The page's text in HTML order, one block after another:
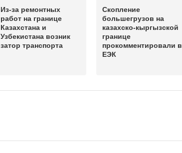
Из-за ремонтных
работ на границе
Казахстана и
Узбекистана возник
затор транспорта
Скопление
большегрузов на
казахско-кыргызской
границе
прокомментировали в
ЕЭК